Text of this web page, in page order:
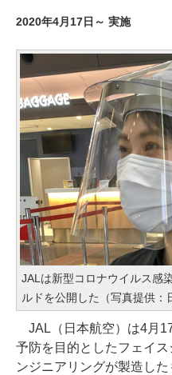
2020年4月17日～ 実施
JALは新型コロナウイルス感
ルドを公開した（写真提供：
JAL（日本航空）は4月
予防を目的としたフェイ
ンジニアリングが製造し